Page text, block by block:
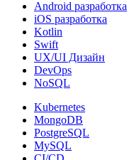
Android разработка
iOS разработка
Kotlin
Swift
UX/UI Дизайн
DevOps
NoSQL
Kubernetes
MongoDB
PostgreSQL
MySQL